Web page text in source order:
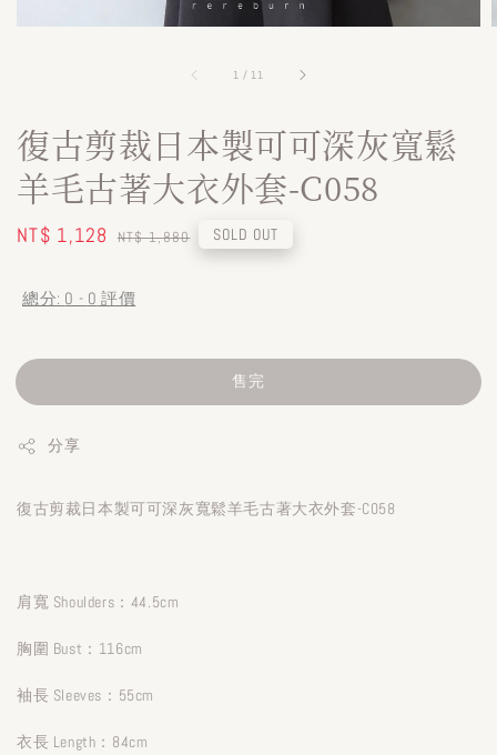
1 / 11
復古剪裁日本製可可深灰寬鬆
羊毛古著大衣外套-C058
Sale
NT$ 1,128 Regular
NT$ 1,880 SOLD OUT
總分: 0 - 0 評價
售完
分享
復古剪裁日本製可可深灰寬鬆羊毛古著大衣外套-C058
肩寬 Shoulders：44.5cm
胸圍 Bust：116cm
袖長 Sleeves：55cm
衣長 Length：84cm